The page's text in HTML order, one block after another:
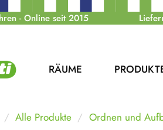
- Online seit 2015
RÄUME
Alle Produkte Ordnen und